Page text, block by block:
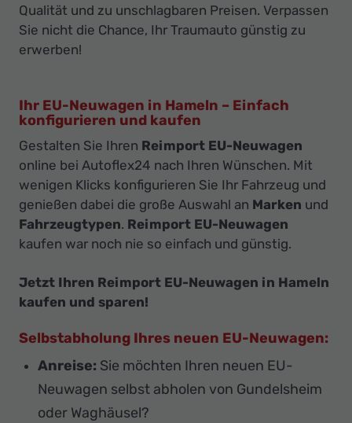
Qualität und zu unschlagbaren Preisen. Verpassen
Sie nicht die Chance, Ihr Traumauto günstig zu
erwerben!
Ihr EU-Neuwagen in Hameln – Einfach
konfigurieren und kaufen
Gestalten Sie Ihren Reimport EU-Neuwagen
online bei Autoflex24 nach Ihren Wünschen. Mit
wenigen Klicks konfigurieren Sie Ihr Fahrzeug und
genießen dabei die große Auswahl an Marken und
Fahrzeugtypen. Reimport EU-Neuwagen
kaufen war noch nie so einfach und günstig.
Jetzt Ihren Reimport EU-Neuwagen in Hameln
kaufen und sparen!
Selbstabholung Ihres neuen EU-Neuwagen:
Anreise: Sie möchten Ihren neuen EU-
Neuwagen selbst abholen von Gundelsheim
oder Waghäusel?